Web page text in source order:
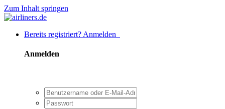
Zum Inhalt springen
Bereits registriert? Anmelden
Anmelden